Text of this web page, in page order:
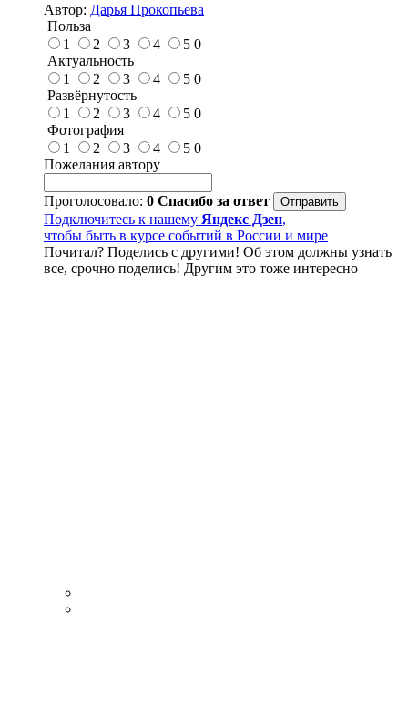
Автор: Дарья Прокопьева
Польза
1
2 3 4 5 0
Актуальность
1
2 3 4 5 0
Развёрнутость
1
2 3 4 5 0
Фотография
1
2 3 4 5 0
Пожелания автору
Проголосовало: 0 Спасибо за ответ
Подключитесь к нашему Яндекс Дзен,
чтобы быть в курсе событий в России и мире
Почитал? Поделись с другими! Об этом должны узнать
все, срочно поделись! Другим это тоже интересно